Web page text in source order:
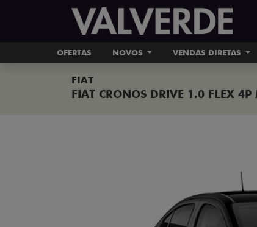
OFERTAS NOVOS VENDAS DIRETAS
FIAT
FIAT CRONOS DRIVE 1.0 FLEX